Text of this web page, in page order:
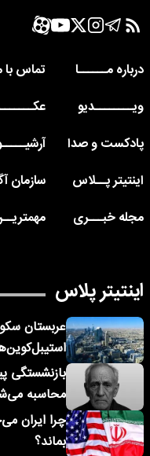
درباره مــــــا
تماس با
ویــــــــدیو
پادکست و صدا
اینتیتر پــلاس
سازمان
مجله خبـــری
اینتیتر پلاس
عربستان
بازنشستگی
محاسبه
چرا ایران
بماند؟